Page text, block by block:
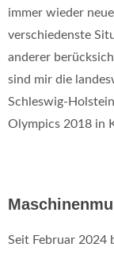
immer wieder
verschiedenste
anderer
sind mir die
Schleswig-
Olympics 2018 in
Seit Februar 2024